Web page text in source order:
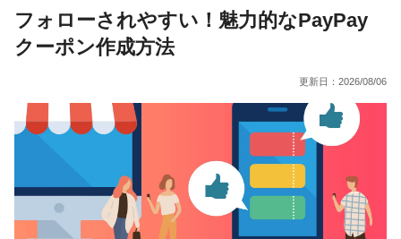
フォローされやすい！魅力的なPayPay
クーポン作成方法
更新日： 2026/08/06